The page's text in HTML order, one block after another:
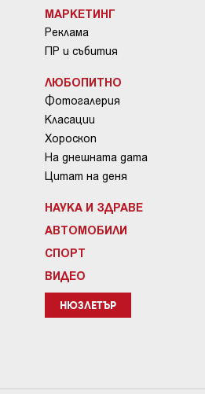
МАРКЕТИНГ
Реклама
ПР и събития
ЛЮБОПИТНО
Фотогалерия
Класации
Хороскоп
На днешната дата
Цитат на деня
НАУКА И ЗДРАВЕ
АВТОМОБИЛИ
СПОРТ
ВИДЕО
НЮЗЛЕТЪР